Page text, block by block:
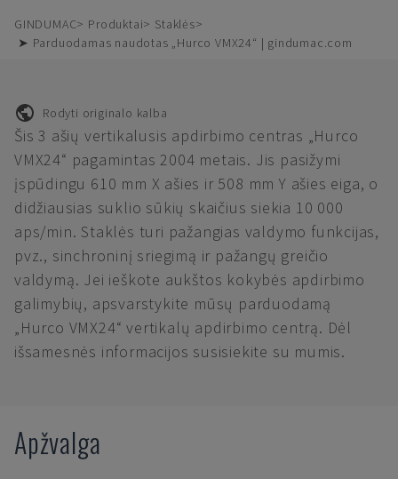
GINDUMAC Produktai
Staklės
➤ Parduodamas naudotas „Hurco VMX24“ | gindumac.com
Rodyti originalo kalba
Šis 3 ašių vertikalusis apdirbimo centras „Hurco
VMX24“ pagamintas 2004 metais. Jis pasižymi
įspūdingu 610 mm X ašies ir 508 mm Y ašies eiga, o
didžiausias suklio sūkių skaičius siekia 10 000
aps/min. Staklės turi pažangias valdymo funkcijas,
pvz., sinchroninį sriegimą ir pažangų greičio
valdymą. Jei ieškote aukštos kokybės apdirbimo
galimybių, apsvarstykite mūsų parduodamą
„Hurco VMX24“ vertikalų apdirbimo centrą. Dėl
išsamesnės informacijos susisiekite su mumis.
Apžvalga